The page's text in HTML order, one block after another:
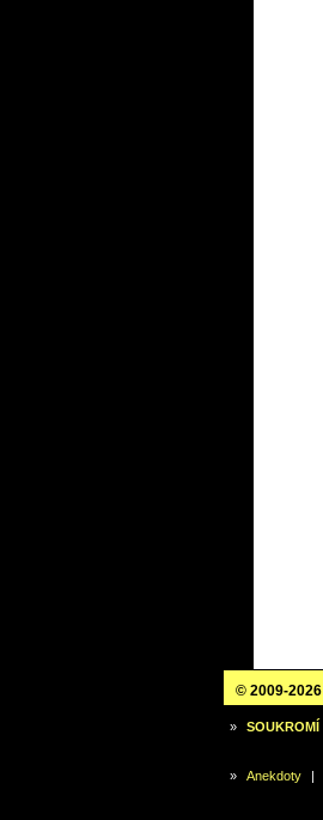
© 2009-2026
» SOUKROMÍ
» Anekdoty |